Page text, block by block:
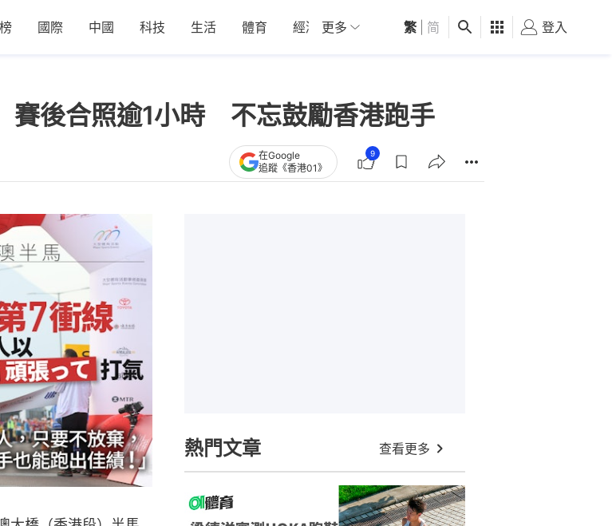
國際 中國 科技 生活 體育 經濟 01深圳 觀點 健康 好食玩飛
更多 繁 简 登入
後合照逾1小時 不忘鼓勵香港跑手
在Google
追蹤《香港01》
9
熱門文章 查看更多